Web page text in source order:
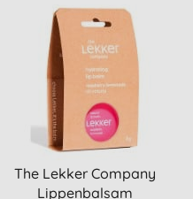
The Lekker Company
Lippenbalsam